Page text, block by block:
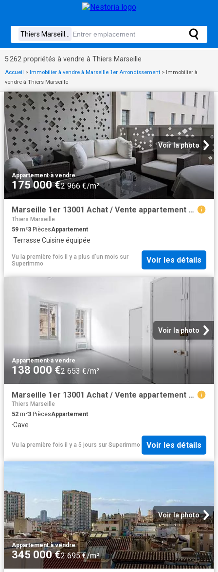
5 262 propriétés à vendre à Thiers Marseille
Accueil > Immobilier à vendre à Marseille 1er Arrondissement > Immobilier à
vendre à Thiers Marseille
Voir la photo
Appartement·à vendre
175 000 €2 966 €/m²
Marseille 1er 13001 Achat / Vente appartement 3 pièces t3 terrasse
Thiers Marseille
59 m²3 PiècesAppartement
·Terrasse·Cuisine équipée
Vu la première fois il y a plus d'un mois sur
Superimmo
Voir les détails
Voir la photo
Appartement·à vendre
138 000 €2 653 €/m²
Marseille 1er 13001 Achat / Vente appartement 3 pièces t3 cave
Thiers Marseille
52 m²3 PiècesAppartement
·Cave
Vu la première fois il y a 5 jours sur Superimmo Voir les détails
Voir la photo
Appartement·à vendre
345 000 €2 695 €/m²